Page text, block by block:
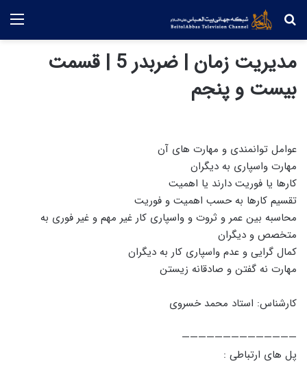
جستجو
مدیریت زمان | ضربدر 5 | قسمت
بیست و پنجم
عوامل توانمندی و مهارت های آن
مهارت واسپاری به دیگران
کارها یا فوریت دارند یا اهمیت
تقسیم کارها به حسب اهمیت و فوریت
محاسبه بین عمر و ثروت و واسپاری کار غیر مهم و غیر فوری به
متخصص و دیگران
کمال گرایی و عدم واسپاری کار به دیگران
مهارت نه گفتن و صادقانه زیستن
کارشناس: استاد محمد خسروی
——————————————
پل های ارتباطی :